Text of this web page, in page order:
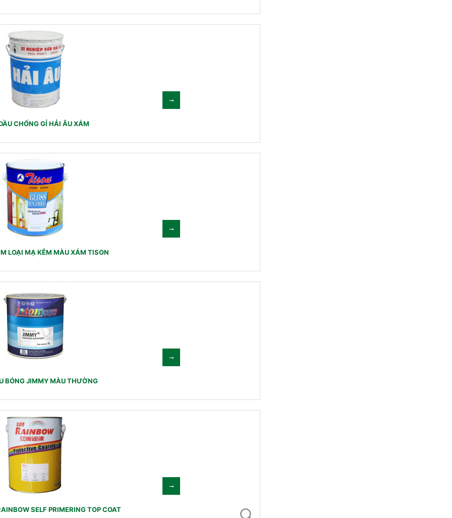
CHỐNG GỈ HẢI ÂU XÁM
LOẠI MẠ KẼM MÀU XÁM TISON
BÓNG JIMMY MÀU THƯỜNG
SELF PRIMERING TOP COAT